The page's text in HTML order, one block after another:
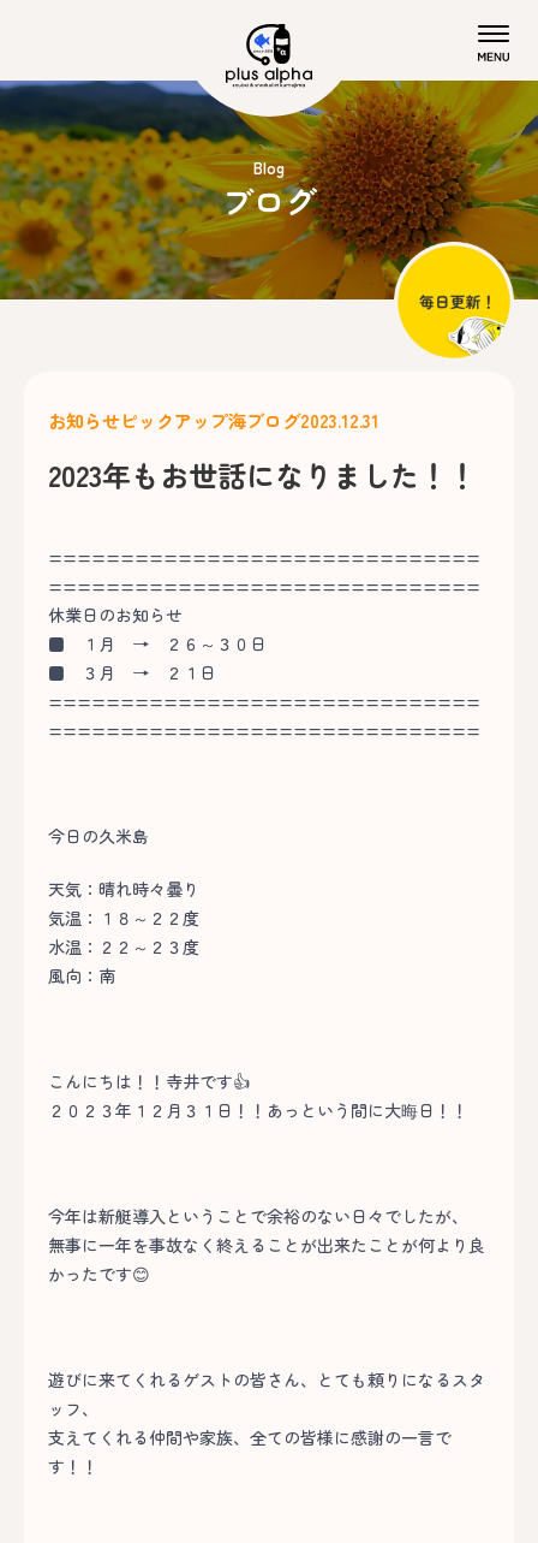
Blog
ブログ
お知らせピックアップ海ブログ2023.12.31
2023年もお世話になりました！！
==============================
==============================
休業日のお知らせ
■ １月 → ２６～３０日
■ ３月 → ２１日
==============================
==============================
今日の久米島
天気：晴れ時々曇り
気温：１８～２２度
水温：２２～２３度
風向：南
こんにちは！！寺井です👍
２０２３年１２月３１日！！あっという間に大晦日！！
今年は新艇導入ということで余裕のない日々でしたが、
無事に一年を事故なく終えることが出来たことが何より良
かったです😊
遊びに来てくれるゲストの皆さん、とても頼りになるスタ
ッフ、
支えてくれる仲間や家族、全ての皆様に感謝の一言で
す！！